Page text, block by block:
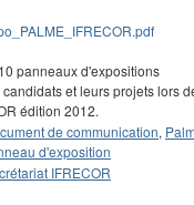
panneaux d'expositions
et leurs projets lors
édition 2012.
de communication,
d'exposition
IFRECOR